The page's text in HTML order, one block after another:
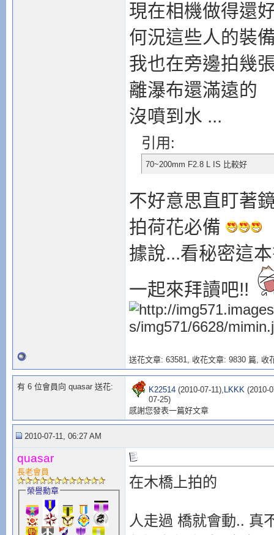
現在相機做得還
何況這些人的裝
我也在旁邊拍幾
離瀑布還滿遠的
沒噴到水 ...
引用:
70~200mm F2.8 L IS 比較好
不好意思直盯著
拍荷花必備
據說...看秘密這
一起來拜讀吧!!
送花文章: 63581, 收花文章: 9830 篇, 收
有 6 位會員向 quasar 送花: K22514(2010-07-11), LKKK(2010-
07-25)
感謝您發表一篇好文章
2010-07-11, 06:27 AM
quasar
長老會員
榮譽勳章
在木橋上拍的
人走過 橋就會動.. 真